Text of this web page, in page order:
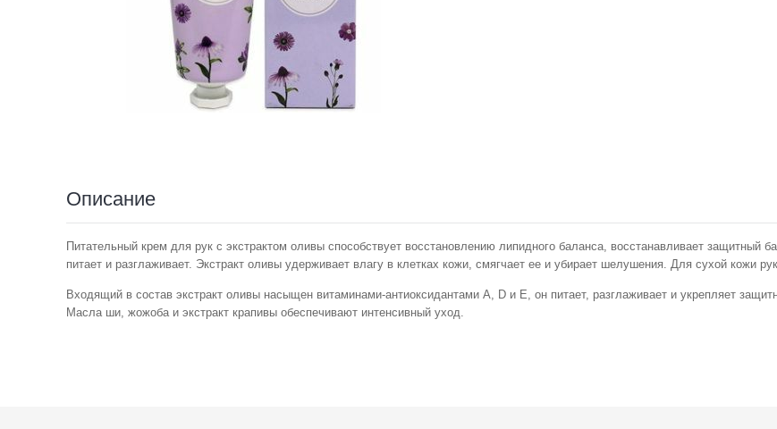
Описание
Питательный крем для рук с экстрактом оливы способствует восстановлению липидного баланса, восстанавливает защитный
питает и разглаживает. Экстракт оливы удерживает влагу в клетках кожи, смягчает ее и убирает шелушения. Для сухой кожи рук.
Входящий в состав экстракт оливы насыщен витаминами-антиоксидантами A, D и E, он питает, разглаживает и укрепляет
Масла ши, жожоба и экстракт крапивы обеспечивают интенсивный уход.